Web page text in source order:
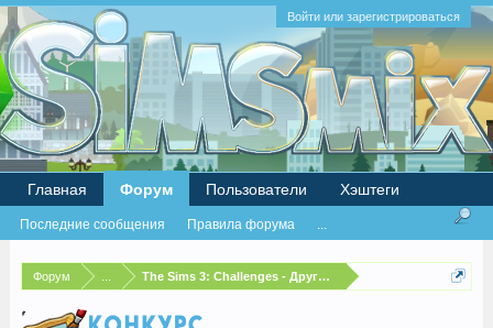
Войти или зарегистрироваться
Форум The Sims 3: Challenges - Другие испытания
Главная Форум
Последние сообщения Правила форума ...
Пользователи Хэштеги